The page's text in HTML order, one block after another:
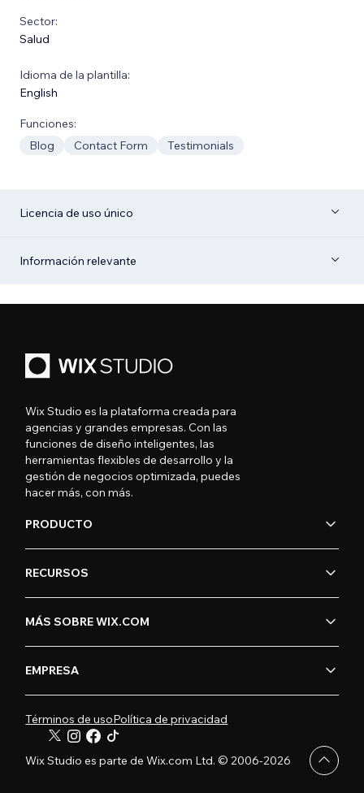
Sector:
Salud
Idioma de la plantilla:
English
Funciones:
Blog
Contact Form Testimonials
Licencia de uso único
Información relevante
Wix Studio es la plataforma creada para
agencias y grandes empresas. Con las
funciones de diseño inteligentes, las
herramientas flexibles de desarrollo y la
gestión de negocios optimizada, puedes
hacer más, con más.
PRODUCTO
RECURSOS
MÁS SOBRE WIX.COM
EMPRESA
Términos de usoPolítica de privacidad
Wix Studio es parte de Wix.com Ltd. © 2006-2026